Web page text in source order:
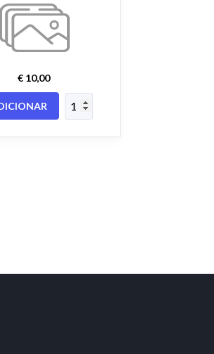
€ 10,00